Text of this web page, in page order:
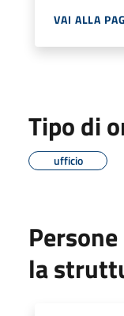
VAI ALLA
Tipo di
ufficio
la